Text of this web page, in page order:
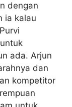
dengan
ia kalau
ada. Arjun
dan
kompetitor